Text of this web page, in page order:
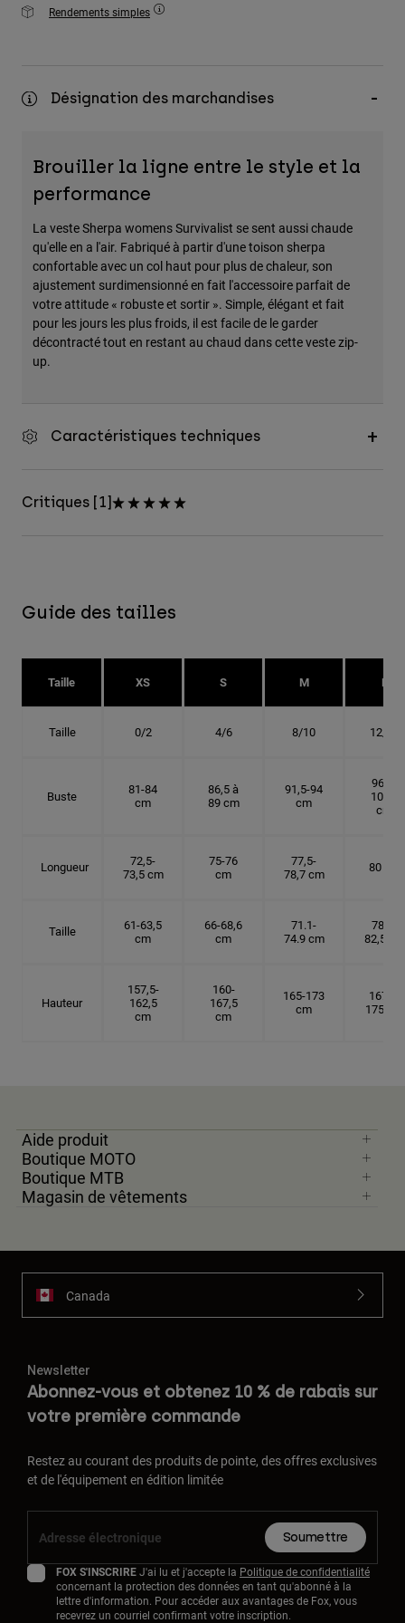
Rendements simples
Désignation des marchandises
Brouiller la ligne entre le style et la
performance
La veste Sherpa womens Survivalist se sent aussi chaude
qu'elle en a l'air. Fabriqué à partir d'une toison sherpa
confortable avec un col haut pour plus de chaleur, son
ajustement surdimensionné en fait l'accessoire parfait de
votre attitude « robuste et sortir ». Simple, élégant et fait
pour les jours les plus froids, il est facile de le garder
décontracté tout en restant au chaud dans cette veste zip-
up.
Caractéristiques techniques
Critiques [1]
Guide des tailles
Taille XS S M L
Taille 0/2 4/6 8/10 12/14
Buste
81-84
cm
86,5 à
89 cm
91,5-94
cm
96,5-
101,5
cm
Longueur
72,5-
73,5 cm
75-76
cm
77,5-
78,7 cm
80 cm
Taille
61-63,5
cm
66-68,6
cm
71.1-
74.9 cm
78,7-
82,5 cm
Hauteur
157,5-
162,5
cm
160-
167,5
cm
165-173
cm
167,5-
175 cm
Aide produit
Boutique MOTO
Boutique MTB
Magasin de vêtements
Canada
Newsletter
Abonnez-vous et obtenez 10 % de rabais sur
votre première commande
Restez au courant des produits de pointe, des offres exclusives
et de l'équipement en édition limitée
Soumettre
FOX S'INSCRIREJ'ai lu et j'accepte la Politique de confidentialité
concernant la protection des données en tant qu'abonné à la
lettre d'information. Pour accéder aux avantages de Fox, vous
recevrez un courriel confirmant votre inscription.